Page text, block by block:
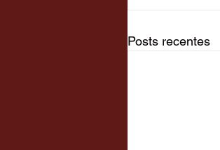
Posts recentes